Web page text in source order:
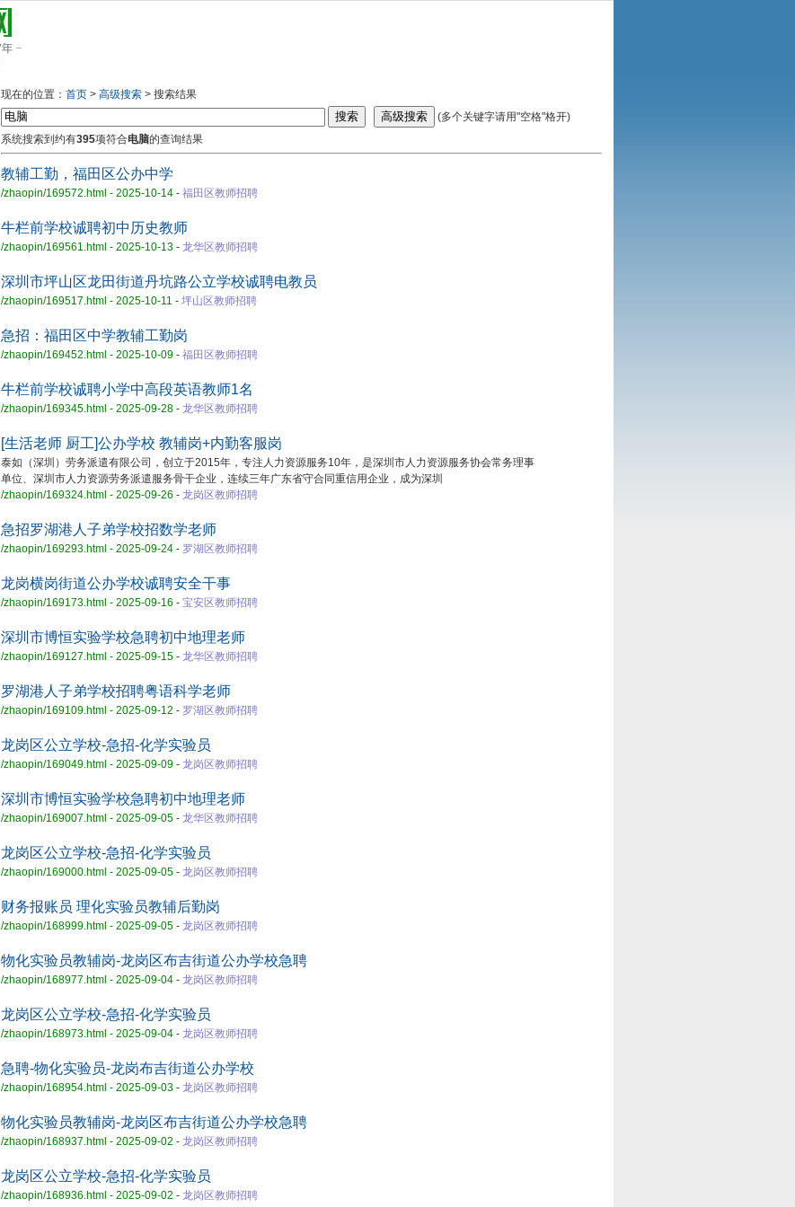
现在的位置： 首页 > 高级搜索 > 搜索结果
(多个关键字请用"空格"格开)
系统搜索到约有395项符合电脑的查询结果
教辅工勤，福田区公办中学
/zhaopin/169572.html - 2025-10-14 - 福田区教师招聘
牛栏前学校诚聘初中历史教师
/zhaopin/169561.html - 2025-10-13 - 龙华区教师招聘
深圳市坪山区龙田街道丹坑路公立学校诚聘电教员
/zhaopin/169517.html - 2025-10-11 - 坪山区教师招聘
急招：福田区中学教辅工勤岗
/zhaopin/169452.html - 2025-10-09 - 福田区教师招聘
牛栏前学校诚聘小学中高段英语教师1名
/zhaopin/169345.html - 2025-09-28 - 龙华区教师招聘
[生活老师 厨工]公办学校 教辅岗+内勤客服岗
泰如（深圳）劳务派遣有限公司，创立于2015年，专注人力资源服务10年，是深圳市人力资源服务协会常务理事
单位、深圳市人力资源劳务派遣服务骨干企业，连续三年广东省守合同重信用企业，成为深圳
/zhaopin/169324.html - 2025-09-26 - 龙岗区教师招聘
急招罗湖港人子弟学校招数学老师
/zhaopin/169293.html - 2025-09-24 - 罗湖区教师招聘
龙岗横岗街道公办学校诚聘安全干事
/zhaopin/169173.html - 2025-09-16 - 宝安区教师招聘
深圳市博恒实验学校急聘初中地理老师
/zhaopin/169127.html - 2025-09-15 - 龙华区教师招聘
罗湖港人子弟学校招聘粤语科学老师
/zhaopin/169109.html - 2025-09-12 - 罗湖区教师招聘
龙岗区公立学校-急招-化学实验员
/zhaopin/169049.html - 2025-09-09 - 龙岗区教师招聘
深圳市博恒实验学校急聘初中地理老师
/zhaopin/169007.html - 2025-09-05 - 龙华区教师招聘
龙岗区公立学校-急招-化学实验员
/zhaopin/169000.html - 2025-09-05 - 龙岗区教师招聘
财务报账员 理化实验员教辅后勤岗
/zhaopin/168999.html - 2025-09-05 - 龙岗区教师招聘
物化实验员教辅岗-龙岗区布吉街道公办学校急聘
/zhaopin/168977.html - 2025-09-04 - 龙岗区教师招聘
龙岗区公立学校-急招-化学实验员
/zhaopin/168973.html - 2025-09-04 - 龙岗区教师招聘
急聘-物化实验员-龙岗布吉街道公办学校
/zhaopin/168954.html - 2025-09-03 - 龙岗区教师招聘
物化实验员教辅岗-龙岗区布吉街道公办学校急聘
/zhaopin/168937.html - 2025-09-02 - 龙岗区教师招聘
龙岗区公立学校-急招-化学实验员
/zhaopin/168936.html - 2025-09-02 - 龙岗区教师招聘